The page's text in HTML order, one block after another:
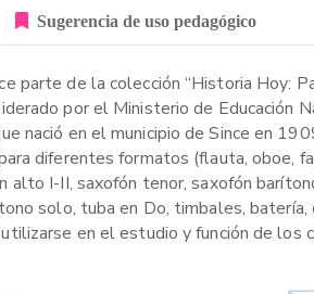
Sugerencia de uso pedagógico
parte de la colección “Historia Hoy:
por el Ministerio de Educación
nació en el municipio de Since en
diferentes formatos (flauta, oboe,
alto I-II, saxofón tenor, saxofón
solo, tuba en Do, timbales,
en el estudio y función de los